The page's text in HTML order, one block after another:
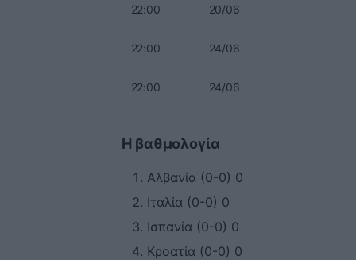
22:00 20/06
22:00 24/06
22:00 24/06
Η βαθμολογία
Αλβανία (0-0) 0
Ιταλία (0-0) 0
Ισπανία (0-0) 0
Κροατία (0-0) 0